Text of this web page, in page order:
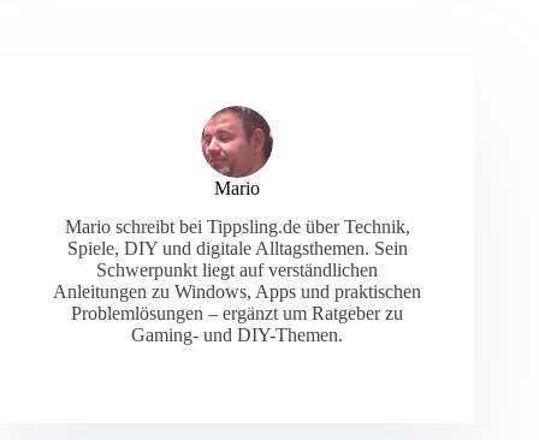
Mario
Mario schreibt bei Tippsling.de über Technik,
Spiele, DIY und digitale Alltagsthemen. Sein
Schwerpunkt liegt auf verständlichen
Anleitungen zu Windows, Apps und praktischen
Problemlösungen – ergänzt um Ratgeber zu
Gaming- und DIY-Themen.